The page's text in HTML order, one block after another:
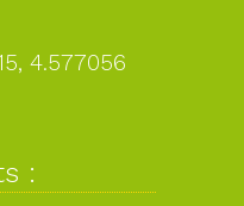
4.577056
: